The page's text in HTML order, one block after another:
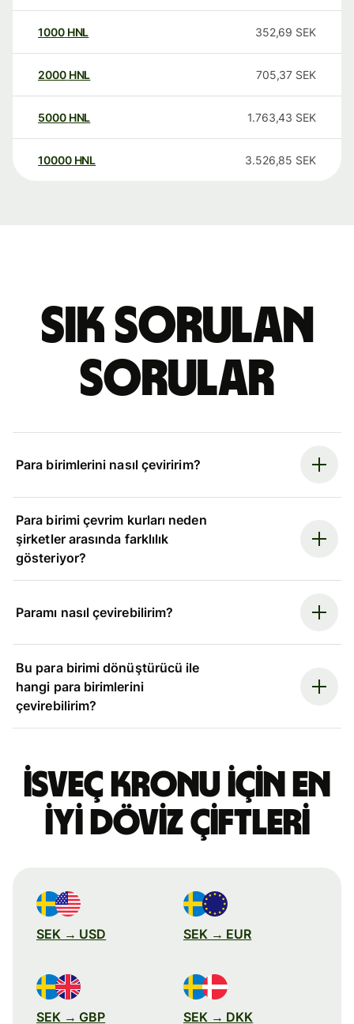
1000 HNL 352,69 SEK
2000 HNL 705,37 SEK
5000 HNL 1.763,43 SEK
10000 HNL 3.526,85 SEK
Sık sorulan
sorular
Para birimlerini nasıl çeviririm?
Para birimi çevrim kurları neden
şirketler arasında farklılık
gösteriyor?
Paramı nasıl çevirebilirim?
Bu para birimi dönüştürücü ile
hangi para birimlerini
çevirebilirim?
İsveç kronu için en
iyi döviz çiftleri
SEK → USD SEK → EUR
SEK → GBP SEK → DKK